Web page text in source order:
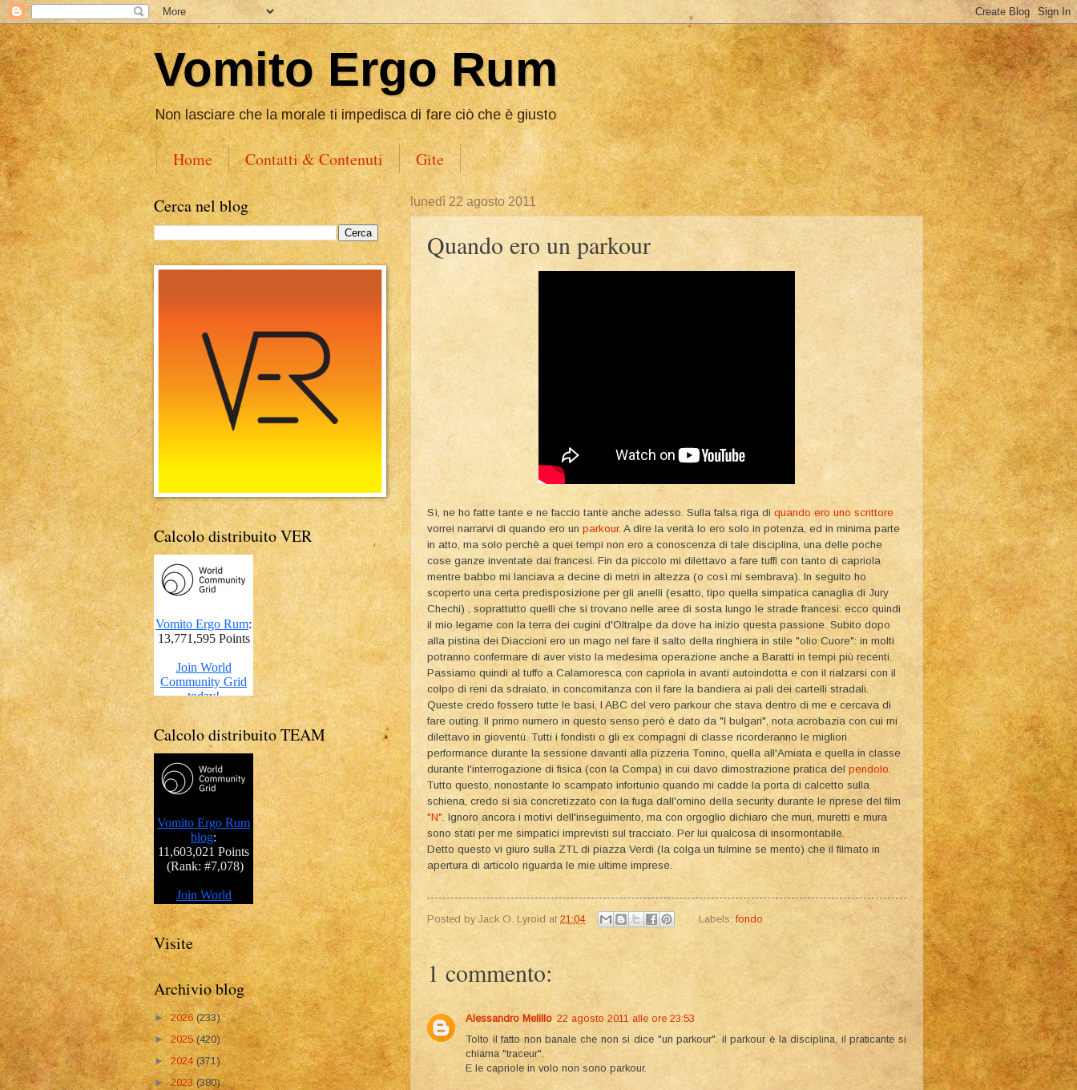
Vomito Ergo Rum
Non lasciare che la morale ti impedisca di fare ciò che è giusto
Home Contatti & Contenuti Gite
lunedì 22 agosto 2011
Quando ero un parkour
Sì, ne ho fatte tante e ne faccio tante anche adesso. Sulla falsa riga di quando ero uno scrittore
vorrei narrarvi di quando ero un parkour. A dire la verità lo ero solo in potenza, ed in minima parte
in atto, ma solo perchè a quei tempi non ero a conoscenza di tale disciplina, una delle poche
cose ganze inventate dai francesi. Fin da piccolo mi dilettavo a fare tuffi con tanto di capriola
mentre babbo mi lanciava a decine di metri in altezza (o così mi sembrava). In seguito ho
scoperto una certa predisposizione per gli anelli (esatto, tipo quella simpatica canaglia di Jury
Chechi) , soprattutto quelli che si trovano nelle aree di sosta lungo le strade francesi: ecco quindi
il mio legame con la terra dei cugini d'Oltralpe da dove ha inizio questa passione. Subito dopo
alla pistina dei Diaccioni ero un mago nel fare il salto della ringhiera in stile "olio Cuore": in molti
potranno confermare di aver visto la medesima operazione anche a Baratti in tempi più recenti.
Passiamo quindi al tuffo a Calamoresca con capriola in avanti autoindotta e con il rialzarsi con il
colpo di reni da sdraiato, in concomitanza con il fare la bandiera ai pali dei cartelli stradali.
Queste credo fossero tutte le basi, l ABC del vero parkour che stava dentro di me e cercava di
fare outing. Il primo numero in questo senso però è dato da "I bulgari", nota acrobazia con cui mi
dilettavo in gioventù. Tutti i fondisti o gli ex compagni di classe ricorderanno le migliori
performance durante la sessione davanti alla pizzeria Tonino, quella all'Amiata e quella in classe
durante l'interrogazione di fisica (con la Compa) in cui davo dimostrazione pratica del pendolo
Tutto questo, nonostante lo scampato infortunio quando mi cadde la porta di calcetto sulla
schiena, credo si sia concretizzato con la fuga dall'omino della security durante le riprese del film
"N" . Ignoro ancora i motivi dell'inseguimento, ma con orgoglio dichiaro che muri, muretti e mura
sono stati per me simpatici imprevisti sul tracciato. Per lui qualcosa di insormontabile.
Detto questo vi giuro sulla ZTL di piazza Verdi (la colga un fulmine se mento) che il filmato in
apertura di articolo riguarda le mie ultime imprese.
Posted by Jack O. Lyroid at 21:04 Labels:fondo
1 commento:
Alessandro Melillo 22 agosto 2011 alle ore 23:53
Tolto il fatto non banale che non si dice "un parkour". il parkour è la disciplina, il praticante si
chiama "traceur".
E le capriole in volo non sono parkour.
Cerca nel blog
Calcolo distribuito VER
Calcolo distribuito TEAM
Visite
Archivio blog
► 2026(233)
►2025(420)
►2024 (371)
►2023(380)